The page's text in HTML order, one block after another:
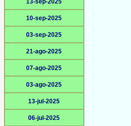
13-sep-2025
10-sep-2025
03-sep-2025
21-ago-2025
07-ago-2025
03-ago-2025
13-jul-2025
06-jul-2025